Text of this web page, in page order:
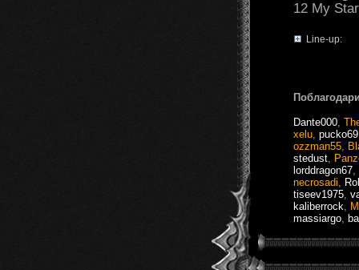
12 My
Line-up:
Dante000
xelu pucko69
ozzman55
stedust
lorddragon67
necrosadi
tiseev1975
kaliberrock
massiargo